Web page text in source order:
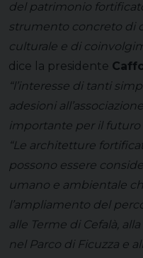
del patrimonio
strumento concreto di
culturale e di
dice la presidente
“l’interesse di tanti
adesioni
importante per il futuro
“Le architetture
possono essere
umano e ambientale
l’ampliamento del
alle Terme di Cefalà,
nel Parco di Ficuzza e